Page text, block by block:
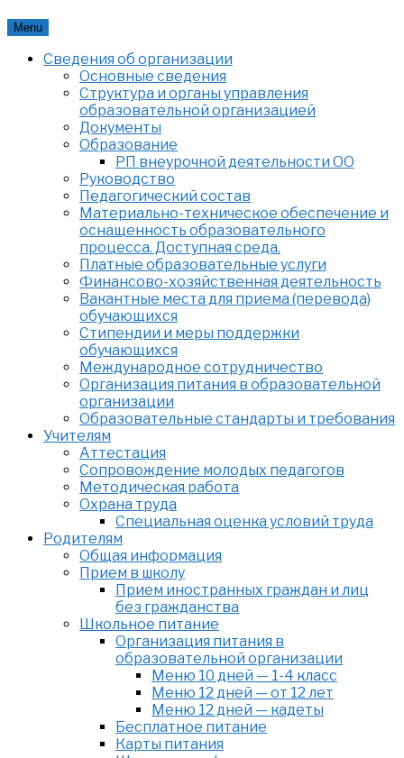
Skip
content
Menu
Сведения об организации
Основные сведения
Структура и органы управления
образовательной организацией
Документы
Образование
РП внеурочной деятельности ОО
Руководство
Педагогический состав
Материально-техническое обеспечение и
оснащенность образовательного
процесса. Доступная среда.
Платные образовательные услуги
Финансово-хозяйственная деятельность
Вакантные места для приема (перевода)
обучающихся
Стипендии и меры поддержки
обучающихся
Международное сотрудничество
Организация питания в образовательной
организации
Образовательные стандарты и требования
Учителям
Аттестация
Сопровождение молодых педагогов
Методическая работа
Охрана труда
Специальная оценка условий труда
Родителям
Общая информация
Прием в школу
Прием иностранных граждан и лиц
без гражданства
Школьное питание
Организация питания в
образовательной организации
Меню 10 дней — 1-4 класс
Меню 12 дней — от 12 лет
Меню 12 дней — кадеты
Бесплатное питание
Карты питания